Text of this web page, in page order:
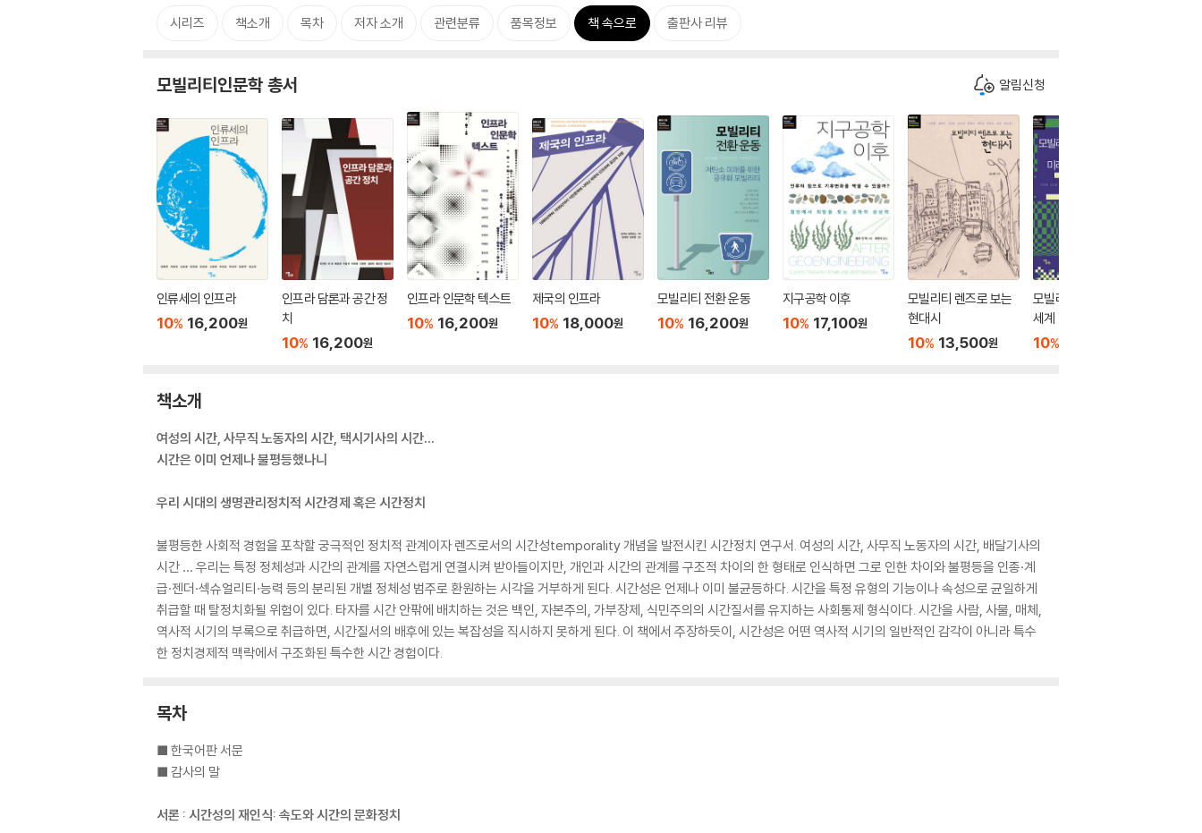
시리즈 책소개 목차 저자 소개 관련분류 품목정보 책 속으로 출판사 리뷰
모빌리티인문학 총서 알림신청
인류세의 인프라
10% 16,200원
인프라 담론과 공간 정
치
10% 16,200원
인프라 인문학 텍스트
10% 16,200원
제국의 인프라
10% 18,000원
모빌리티 전환 운동
10% 16,200원
지구공학 이후
10% 17,100원
모빌리티 렌즈로 보는
현대시
10% 13,500원
모빌리티 인문학 미래
세계
10%
책소개
여성의 시간, 사무직 노동자의 시간, 택시기사의 시간…
시간은 이미 언제나 불평등했나니
우리 시대의 생명관리정치적 시간경제 혹은 시간정치
불평등한 사회적 경험을 포착할 궁극적인 정치적 관계이자 렌즈로서의 시간성temporality 개념을 발전시킨 시간정치 연구서. 여성의 시간, 사무직 노동자의 시간, 배달기사의
시간 … 우리는 특정 정체성과 시간의 관계를 자연스럽게 연결시켜 받아들이지만, 개인과 시간의 관계를 구조적 차이의 한 형태로 인식하면 그로 인한 차이와 불평등을 인종·계
급·젠더·섹슈얼리티·능력 등의 분리된 개별 정체성 범주로 환원하는 시각을 거부하게 된다. 시간성은 언제나 이미 불균등하다. 시간을 특정 유형의 기능이나 속성으로 균일하게
취급할 때 탈정치화될 위험이 있다. 타자를 시간 안팎에 배치하는 것은 백인, 자본주의, 가부장제, 식민주의의 시간질서를 유지하는 사회통제 형식이다. 시간을 사람, 사물, 매체,
역사적 시기의 부록으로 취급하면, 시간질서의 배후에 있는 복잡성을 직시하지 못하게 된다. 이 책에서 주장하듯이, 시간성은 어떤 역사적 시기의 일반적인 감각이 아니라 특수
한 정치경제적 맥락에서 구조화된 특수한 시간 경험이다.
목차
■ 한국어판 서문
■ 감사의 말
서론 : 시간성의 재인식: 속도와 시간의 문화정치